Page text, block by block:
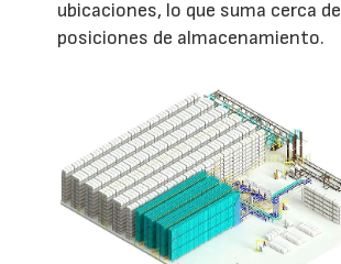
ubicaciones, lo que suma cerca
posiciones de almacenamiento.